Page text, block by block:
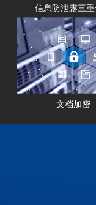
信息防泄露三
文档加密